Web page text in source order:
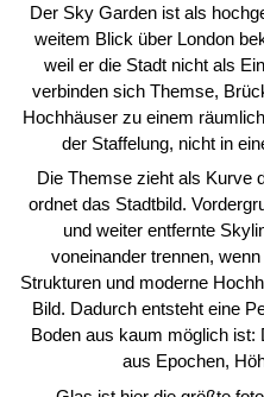
Der Sky Garden ist als
weitem Blick über London
weil er die Stadt nicht als
verbinden sich Themse,
Hochhäuser zu einem
der Staffelung, nicht in
Die Themse zieht als Kurve
ordnet das Stadtbild.
und weiter entfernte
voneinander trennen,
Strukturen und moderne
Bild. Dadurch entsteht eine
Boden aus kaum möglich ist:
aus Epochen,